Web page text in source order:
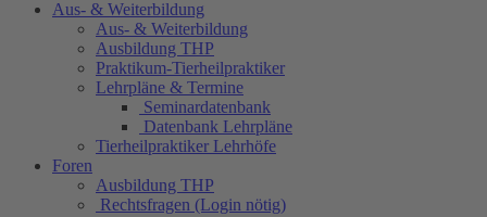
Aus- & Weiterbildung
Aus- & Weiterbildung
Ausbildung THP
Praktikum-Tierheilpraktiker
Lehrpläne & Termine
Seminardatenbank
Datenbank Lehrpläne
Tierheilpraktiker Lehrhöfe
Foren
Ausbildung THP
Rechtsfragen (Login nötig)